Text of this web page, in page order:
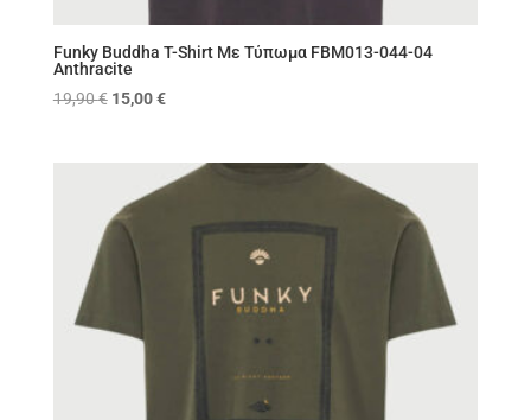
Funky Buddha T-Shirt Με Τύπωμα FBM013-044-04
Anthracite
19,90€ Original
19,90 €.
15,00€Η
είναι: